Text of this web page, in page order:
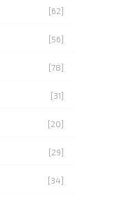
[62]
[56]
[78]
[31]
[20]
[29]
[34]